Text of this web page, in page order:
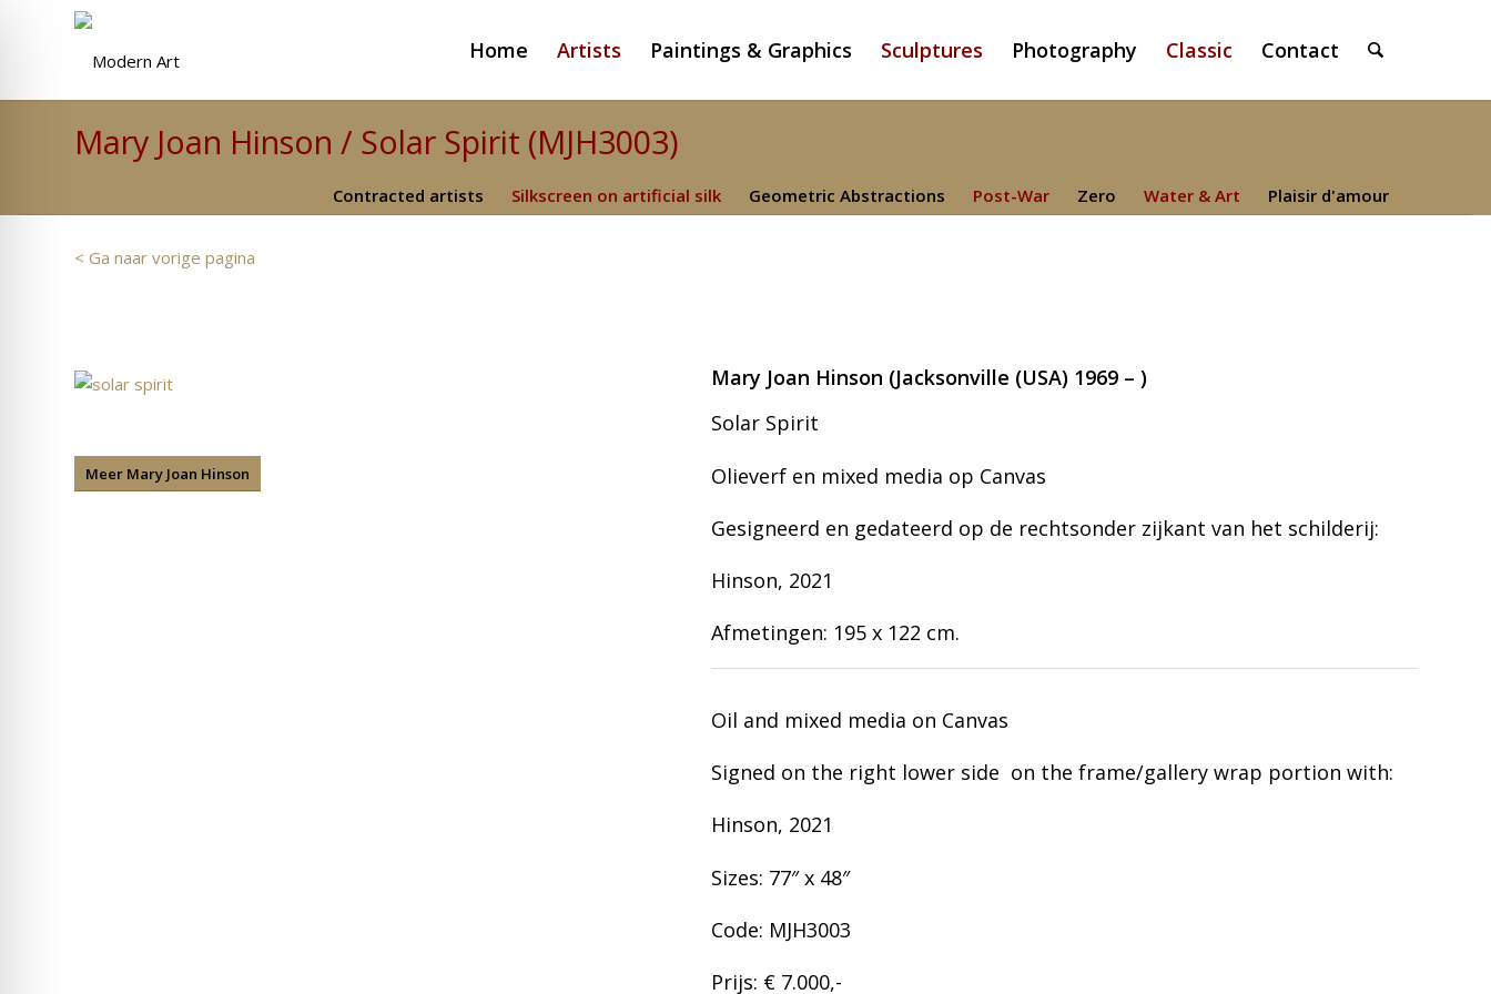
Home Artists Paintings & Graphics Sculptures Photography Classic Contact
Mary Joan Hinson / Solar Spirit (MJH3003)
Contracted artists Silkscreen on artificial silk Geometric Abstractions Post-War Zero Water & Art Plaisir d'amour
< Ga naar vorige pagina
Meer Mary Joan Hinson
Mary Joan Hinson (Jacksonville (USA) 1969 – )
Solar Spirit
Olieverf en mixed media op Canvas
Gesigneerd en gedateerd op de rechtsonder zijkant van het schilderij:
Hinson, 2021
Afmetingen: 195 x 122 cm.
Oil and mixed media on Canvas
Signed on the right lower side on the frame/gallery wrap portion with:
Hinson, 2021
Sizes: 77″ x 48″
Code: MJH3003
Prijs: € 7.000,-